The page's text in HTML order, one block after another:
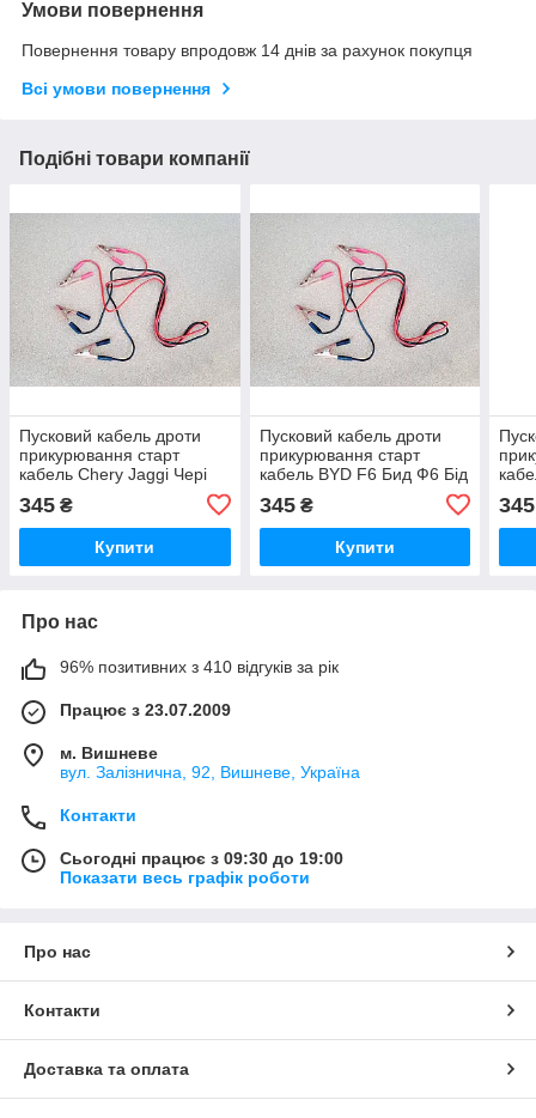
Умови повернення
Повернення товару впродовж 14 днів за рахунок покупця
Всі умови повернення
Подібні товари компанії
Пусковий кабель дроти
прикурювання старт
кабель Chery Jaggi Чері
Джаггі Джагі Чери Джагги
Джаги
345 ₴
Купити
Пусковий кабель дроти
прикурювання старт
кабель BYD F6 Бид Ф6 Бід
345₴
Купити
345
Про нас
96% позитивних з 410 відгуків за рік
Працює з 23.07.2009
м. Вишневе
вул. Залізнична, 92, Вишневе, Україна
Контакти
Сьогодні працює з 09:30 до 19:00
Показати весь графік роботи
Про нас
Контакти
Доставка та оплата